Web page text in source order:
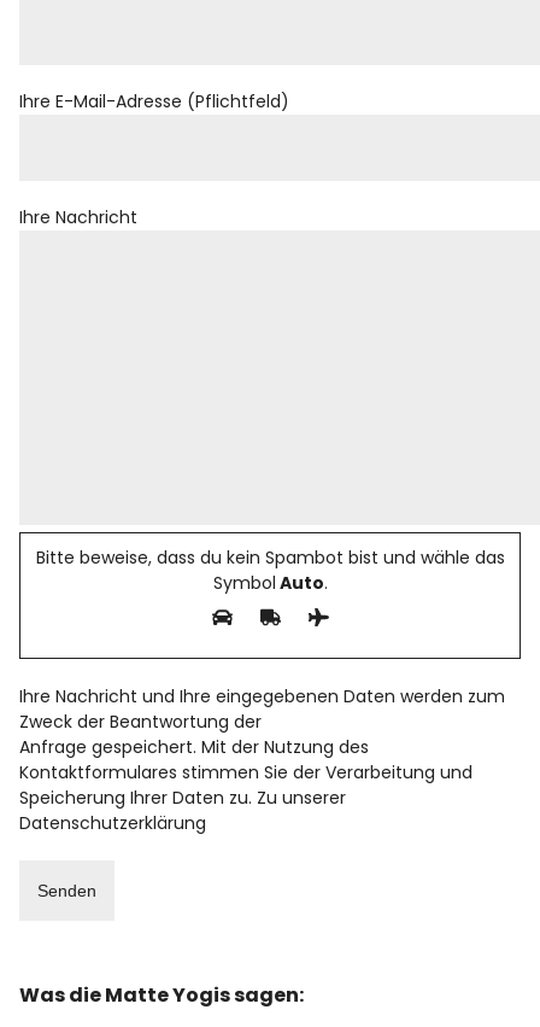
Ihre E-Mail-Adresse (Pflichtfeld)
Ihre Nachricht
Bitte beweise, dass du kein Spambot bist und wähle das
Symbol Auto.
Ihre Nachricht und Ihre eingegebenen Daten werden zum
Zweck der Beantwortung der
Anfrage gespeichert. Mit der Nutzung des
Kontaktformulares stimmen Sie der Verarbeitung und
Speicherung Ihrer Daten zu. Zu unserer
Datenschutzerklärung
Was die Matte Yogis sagen: